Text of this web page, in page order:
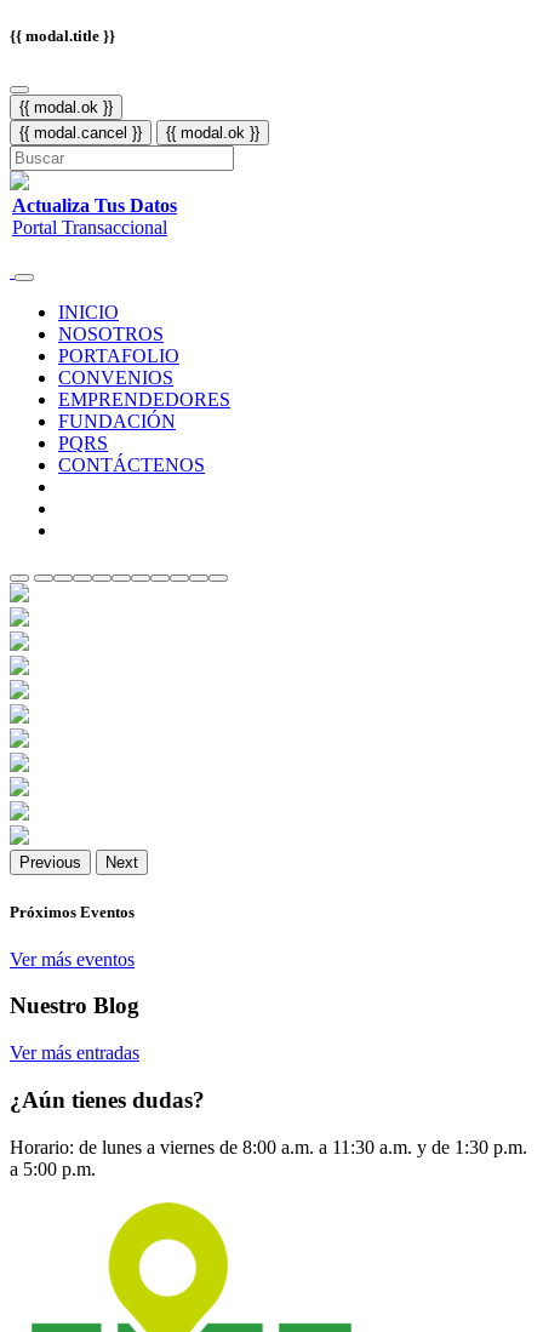
{{ modal.title }}
{{ modal.ok }}
{{ modal.cancel }}
{{ modal.ok }}
Actualiza Tus Datos
Portal Transaccional
INICIO
NOSOTROS
PORTAFOLIO
CONVENIOS
EMPRENDEDORES
FUNDACIÓN
PQRS
CONTÁCTENOS
Previous Next
Próximos Eventos
Ver más eventos
Nuestro Blog
Ver más entradas
¿Aún tienes dudas?
Horario: de lunes a viernes de 8:00 a.m. a 11:30 a.m. y de 1:30 p.m.
a 5:00 p.m.